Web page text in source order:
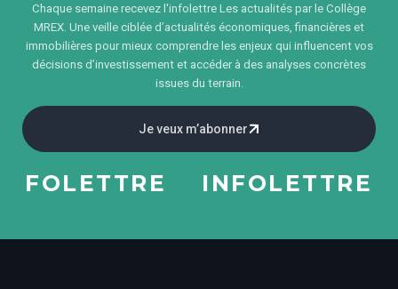
Chaque semaine recevez l'infolettre Les actualités par le Collège
MREX. Une veille ciblée d’actualités économiques, financières et
immobilières pour mieux comprendre les enjeux qui influencent vos
décisions d’investissement et accéder à des analyses concrètes
issues du terrain.
Je veux m’abonner
INFOLETTRE